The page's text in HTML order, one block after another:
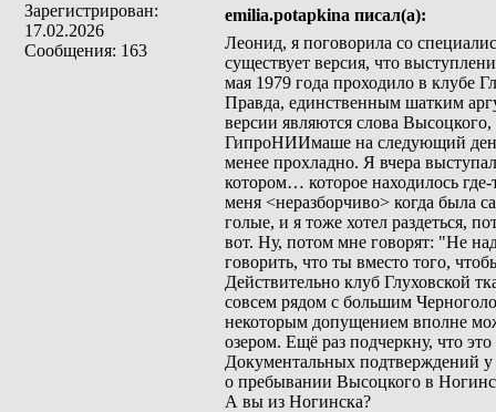
Зарегистрирован:
17.02.2026
Сообщения: 163
emilia.potapkina писал(а):
Леонид, я поговорила со
существует версия, что
мая 1979 года проходило в клубе
Правда, единственным шатким
версии являются слова
ГипроНИИмаше на следующий
менее прохладно. Я вчера
котором… которое находилось
меня <неразборчиво> когда была
голые, и я тоже хотел раздеться,
вот. Ну, потом мне говорят: "Не
говорить, что ты вместо того,
Действительно клуб Глуховской
совсем рядом с большим
некоторым допущением вполне
озером. Ещё раз подчеркну, что
Документальных подтверждений
о пребывании Высоцкого в
А вы из Ногинска?